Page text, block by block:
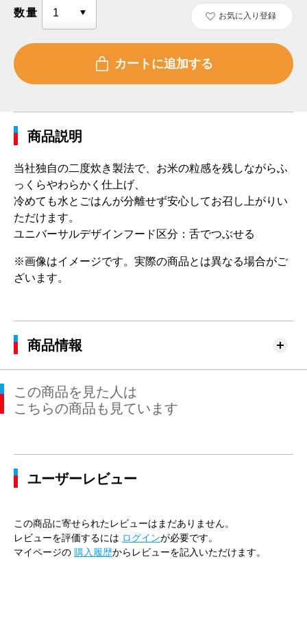
数量 お気に入り登録
商品説明
当社独自の二度炊き製法で、お米の粒感を残しながらふ
っくらやわらかく仕上げ、
冷めても水とごはんが分離せず安心してお召し上がりい
ただけます。
ユニバーサルデザインフード区分：舌でつぶせる
※画像はイメージです。実際の商品とは異なる場合がご
ざいます。
商品情報
この商品を見た人は
こちらの商品も見ています
ユーザーレビュー
この商品に寄せられたレビューはまだありません。
レビューを評価するには ログインが必要です。
マイページの 購入履歴からレビューを記入いただけます。